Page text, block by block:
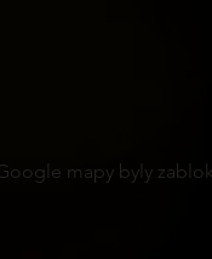
mapy byly